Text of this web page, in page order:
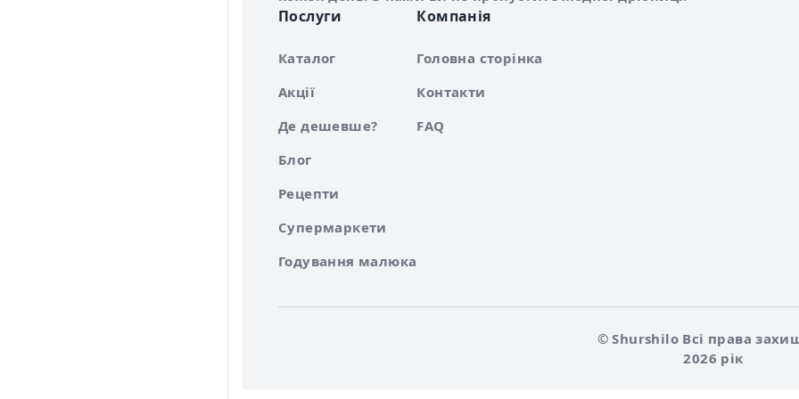
Послуги
Каталог
Акції
Де дешевше?
Блог
Рецепти
Супермаркети
Годування малюка
Компанія
Головна сторінка
Контакти
FAQ
© Shurshilo Всі права
2026 рік